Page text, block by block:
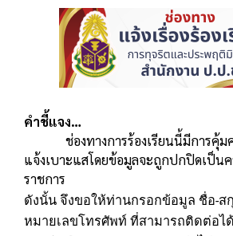
คำชี้แจง…
ช่องทางการร้องเรียนนี้มีการคุ้มค
แจ้งเบาะแสโดยข้อมูลจะถูกปกปิดเป็น
ราชการ
ดังนั้น จึงขอให้ท่านกรอกข้อมูล ชื่อ-ส
หมายเลขโทรศัพท์ ที่สามารถติดต่อไ